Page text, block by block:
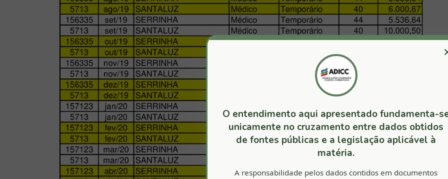
O entendimento aqui apresentado fundamenta-
unicamente no cruzamento entre dados obtidos
de fontes públicas e a legislação aplicável à
matéria.
A responsabilidade pelos dados contidos em documentos